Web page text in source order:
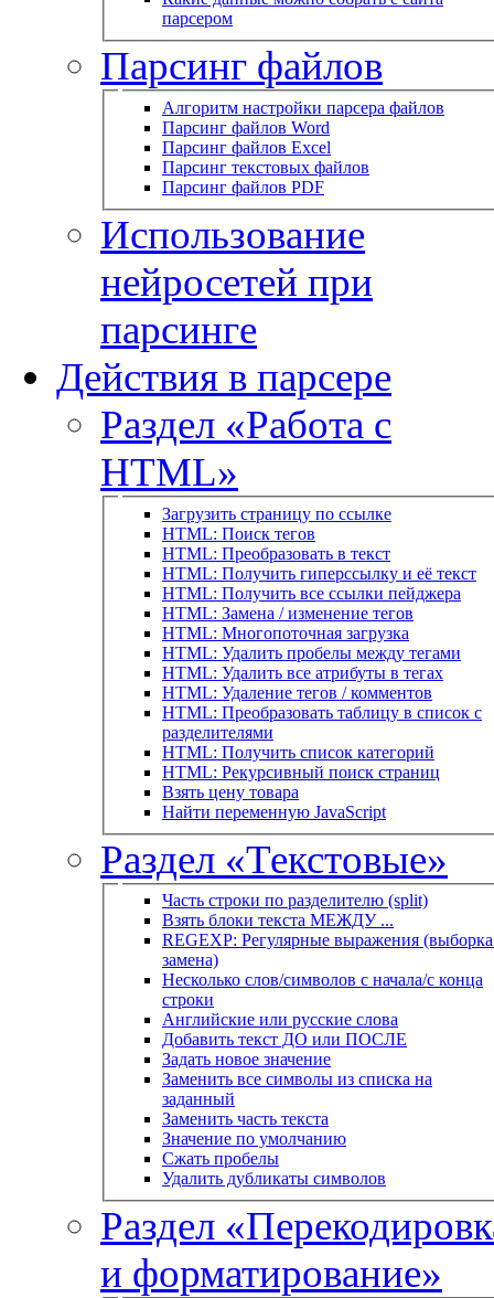
парсером
Парсинг файлов
Алгоритм настройки парсера файлов
Парсинг файлов Word
Парсинг файлов Excel
Парсинг текстовых файлов
Парсинг файлов PDF
Использование
нейросетей при
парсинге
Действия в парсере
Раздел «Работа с
HTML»
Загрузить страницу по ссылке
HTML: Поиск тегов
HTML: Преобразовать в текст
HTML: Получить гиперссылку и её текст
HTML: Получить все ссылки пейджера
HTML: Замена / изменение тегов
HTML: Многопоточная загрузка
HTML: Удалить пробелы между тегами
HTML: Удалить все атрибуты в тегах
HTML: Удаление тегов / комментов
HTML: Преобразовать таблицу в список с
разделителями
HTML: Получить список категорий
HTML: Рекурсивный поиск страниц
Взять цену товара
Найти переменную JavaScript
Раздел «Текстовые»
Часть строки по разделителю (split)
Взять блоки текста МЕЖДУ ...
REGEXP: Регулярные выражения
замена)
Несколько слов/символов с начала/с конца
строки
Английские или русские слова
Добавить текст ДО или ПОСЛЕ
Задать новое значение
Заменить все символы из списка на
заданный
Заменить часть текста
Значение по умолчанию
Сжать пробелы
Удалить дубликаты символов
Раздел
и форматирование»